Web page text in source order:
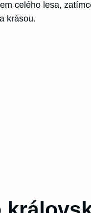
celého lesa,
krásou.